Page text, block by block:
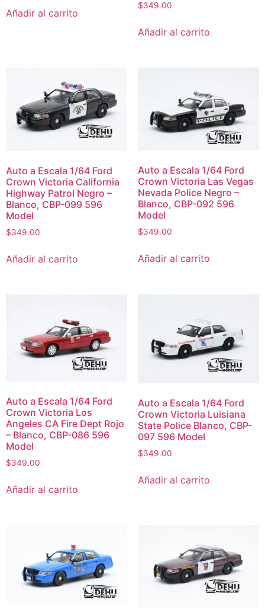
Añadir al carrito
$349.00
Añadir al carrito
Auto a Escala 1/64 Ford
Crown Victoria California
Highway Patrol Negro –
Blanco, CBP-099 596
Model
$349.00
Añadir al carrito
Auto a Escala 1/64 Ford
Crown Victoria Las Vegas
Nevada Police Negro –
Blanco, CBP-092 596
Model
$349.00
Añadir al carrito
Auto a Escala 1/64 Ford
Crown Victoria Los
Angeles CA Fire Dept Rojo
– Blanco, CBP-086 596
Model
$349.00
Añadir al carrito
Auto a Escala 1/64 Ford
Crown Victoria Luisiana
State Police Blanco, CBP-
097 596 Model
$349.00
Añadir al carrito